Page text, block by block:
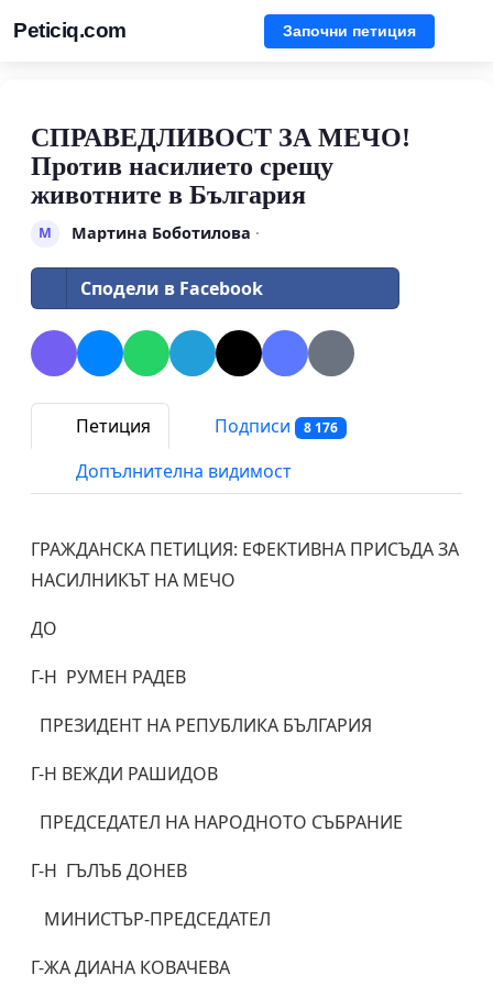
Peticiq.com Започни петиция
СПРАВЕДЛИВОСТ ЗА МЕЧО!
Против насилието срещу
животните в България
М Мартина Боботилова ·
Сподели в Facebook
Петиция Подписи 8 176
Допълнителна видимост
ГРАЖДАНСКА ПЕТИЦИЯ: ЕФЕКТИВНА ПРИСЪДА ЗА
НАСИЛНИКЪТ НА МЕЧО
ДО
Г-Н РУМЕН РАДЕВ
ПРЕЗИДЕНТ НА РЕПУБЛИКА БЪЛГАРИЯ
Г-Н ВЕЖДИ РАШИДОВ
ПРЕДСЕДАТЕЛ НА НАРОДНОТО СЪБРАНИЕ
Г-Н ГЪЛЪБ ДОНЕВ
МИНИСТЪР-ПРЕДСЕДАТЕЛ
Г-ЖА ДИАНА КОВАЧЕВА